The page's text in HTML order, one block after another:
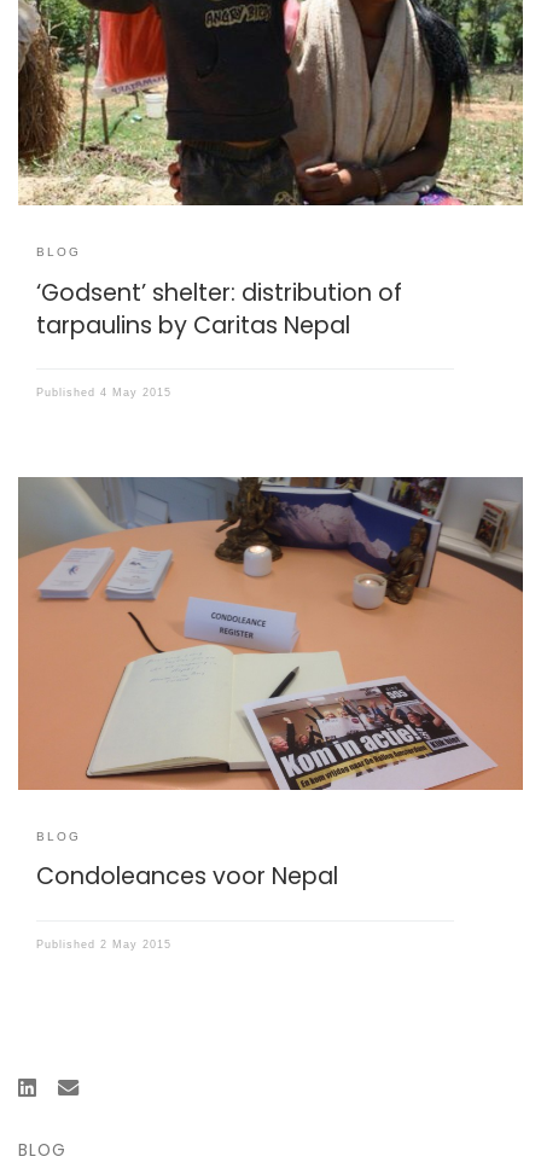
Cordaid’s partner Caritas Nepal has started emergency
relief distribution in rural areas.
BLOG
‘Godsent’ shelter: distribution of
tarpaulins by Caritas Nepal
Published 4 May 2015
Het is druk op het consulaat van Nepal, gevestigd in het
souterrain van een chique pand aan de Herengracht in
Amsterdam. Hulpverleners op weg naar Kathmandu zijn
hier voor een visumaanvraag. Ik ook: ik reis naar Nepal
met een noodhulp […]
BLOG
Condoleances voor Nepal
Published 2 May 2015
BLOG